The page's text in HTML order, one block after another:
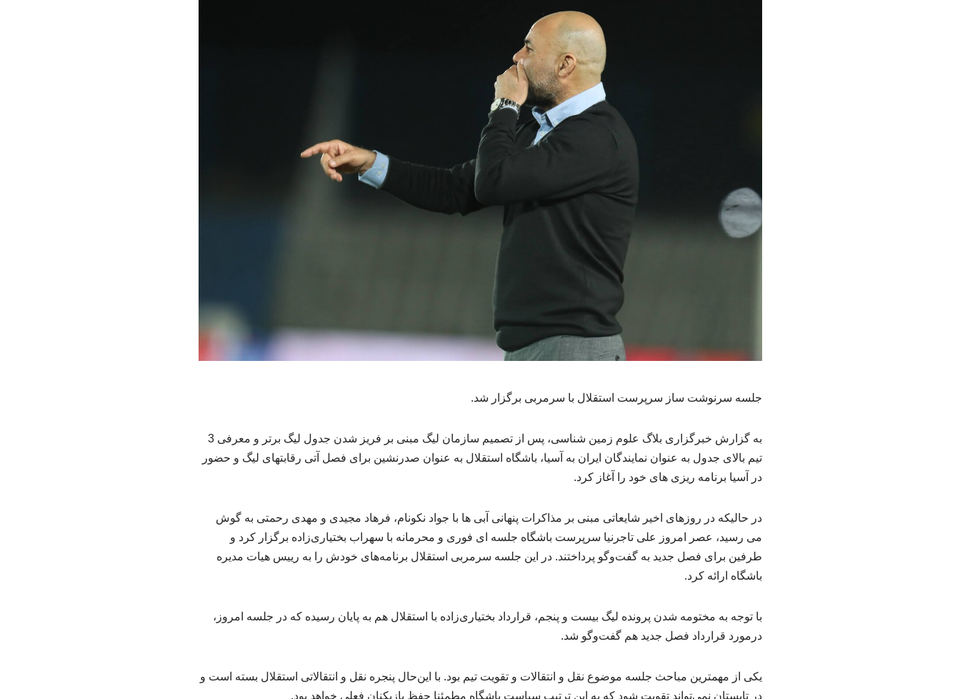
جلسه سرنوشت ساز سرپرست استقلال با سرمربی برگزار شد.
به گزارش خبرگزاری بلاگ علوم زمین شناسی، پس از تصمیم سازمان لیگ مبنی بر فریز شدن جدول لیگ برتر و معرفی 3
تیم بالای جدول به عنوان نمایندگان ایران به آسیا، باشگاه استقلال به عنوان صدرنشین برای فصل آتی رقابتهای لیگ و حضور
در آسیا برنامه ریزی های خود را آغاز کرد.
در حالیکه در روزهای اخیر شایعاتی مبنی بر مذاکرات پنهانی آبی ها با جواد نکونام، فرهاد مجیدی و مهدی رحمتی به گوش
می رسید، عصر امروز علی تاجرنیا سرپرست باشگاه جلسه ای فوری و محرمانه با سهراب بختیاری‌زاده برگزار کرد و
طرفین برای فصل جدید به گفت‌وگو پرداختند. در این جلسه سرمربی استقلال برنامه‌های خودش را به رییس هیات مدیره
باشگاه ارائه کرد.
با توجه به مختومه شدن پرونده لیگ بیست و پنجم، قرارداد بختیاری‌زاده با استقلال هم به پایان رسیده که در جلسه امروز،
درمورد قرارداد فصل جدید هم گفت‌وگو شد.
یکی از مهمترین مباحث جلسه موضوع نقل و انتقالات و تقویت تیم بود. با این‌حال پنجره نقل و انتقالاتی استقلال بسته است و
در تابستان نمی‌تواند تقویت شود که به این ترتیب سیاست باشگاه مطمئنا حفظ بازیکنان فعلی خواهد بود.